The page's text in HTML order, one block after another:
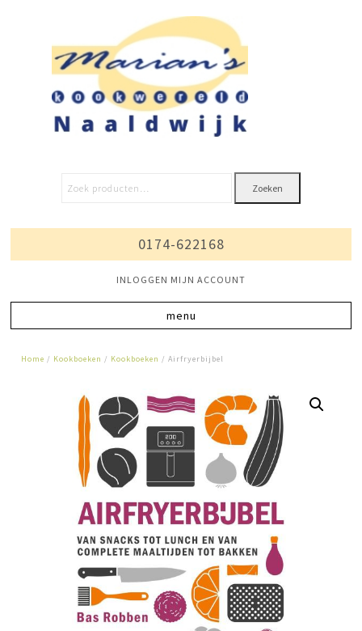
Zoeken
0174-622168
INLOGGEN MIJN ACCOUNT
Home / Kookboeken / Kookboeken / Airfryerbijbel